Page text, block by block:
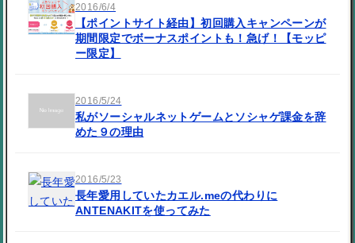
2016/6/4
【ポイントサイト経由】初回購入キャンペーンが
期間限定でボーナスポイントも！急げ！【モッピ
ー限定】
2016/5/24
私がソーシャルネットゲームとソシャゲ課金を辞
めた９の理由
2016/5/23
長年愛用していたカエル.meの代わりに
ANTENAKITを使ってみた